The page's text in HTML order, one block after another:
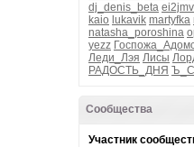
dj_denis_beta
kaio lukavik martyfka
natasha_poroshina
yezz
Леди_Лэя Лисы
РАДОСТЬ_ДНЯ
Сообщества
Участник